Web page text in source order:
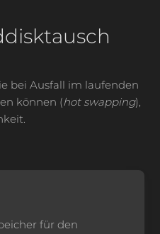
bei Ausfall im laufenden
können (hot swapping),
für den